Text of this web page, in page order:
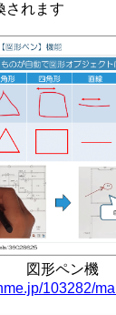
されます
図形ペン機
103282/